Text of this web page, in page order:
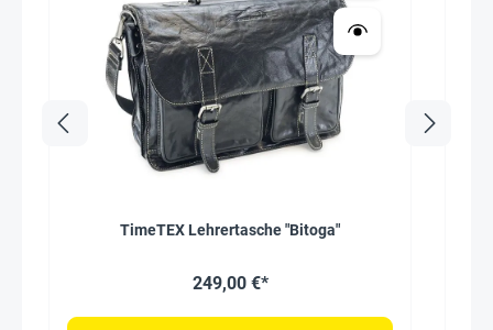
TimeTEX Lehrertasche "Bitoga"
249,00 €*